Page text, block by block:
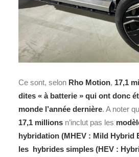
Ce sont, selon Rho Motion, 17,1
dites « à batterie » qui ont donc
monde l’année dernière. A noter
17,1 millions n’inclut pas les
hybridation (MHEV : Mild Hybrid
les hybrides simples (HEV :